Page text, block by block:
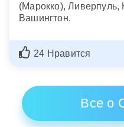
(Марокко),
Вашингтон.
24 Нравится
Все о